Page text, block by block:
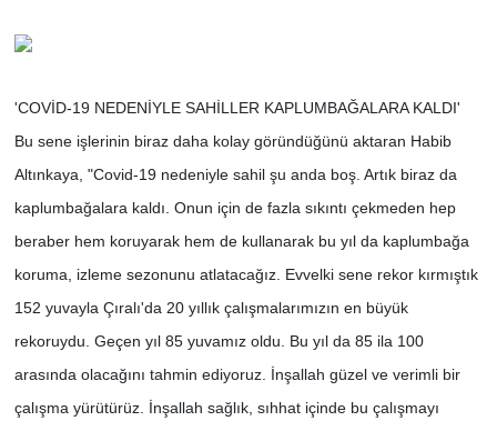
'COVİD-19 NEDENİYLE SAHİLLER KAPLUMBAĞALARA KALDI'
Bu sene işlerinin biraz daha kolay göründüğünü aktaran Habib
Altınkaya, "Covid-19 nedeniyle sahil şu anda boş. Artık biraz da
kaplumbağalara kaldı. Onun için de fazla sıkıntı çekmeden hep
beraber hem koruyarak hem de kullanarak bu yıl da kaplumbağa
koruma, izleme sezonunu atlatacağız. Evvelki sene rekor kırmıştık
152 yuvayla Çıralı'da 20 yıllık çalışmalarımızın en büyük
rekoruydu. Geçen yıl 85 yuvamız oldu. Bu yıl da 85 ila 100
arasında olacağını tahmin ediyoruz. İnşallah güzel ve verimli bir
çalışma yürütürüz. İnşallah sağlık, sıhhat içinde bu çalışmayı